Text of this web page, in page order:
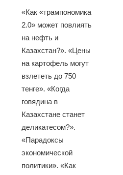
«Как «трампономика
2.0» может повлиять
на нефть и
Казахстан?». «Цены
на картофель могут
взлететь до 750
тенге». «Когда
говядина в
Казахстане станет
деликатесом?».
«Парадоксы
экономической
политики». «Как